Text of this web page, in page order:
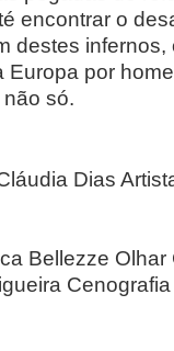
encontrar o
destes
Europa por
só.
Dias
Bellezze